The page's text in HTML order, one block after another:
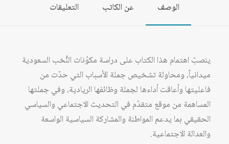
الوصف عن الكاتب التعليقات
ينصبّ اهتمام هذا الكتاب على دراسة مكوّنات النُّخب السعودية
ميدانياً، ومحاولة تشخيص جملة الأسباب التي حدّت من
فاعليتها وأعاقت أداءها لجملة وظائفها الريادية، وفي جملتها
المساهمة من موقع متقدّم في التحديث الاجتماعي والسياسي
الحقيقي بما يدعم المواطنة والمشاركة السياسية الواسعة
والعدالة الاجتماعية.